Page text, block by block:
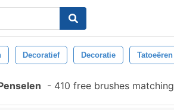
Decoratief Decoratie Tatoeëren
- 410 free brushes matching